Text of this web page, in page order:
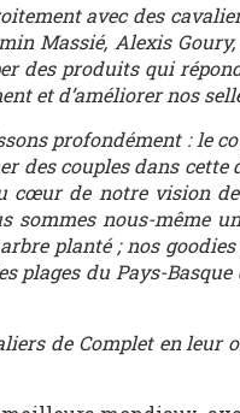
avec des
Massié, Alexis
des produits qui
et d’améliorer nos
profondément : le
des couples dans cette
de notre vision
nous-même
planté ; nos
plages du Pays-
de Complet en leur